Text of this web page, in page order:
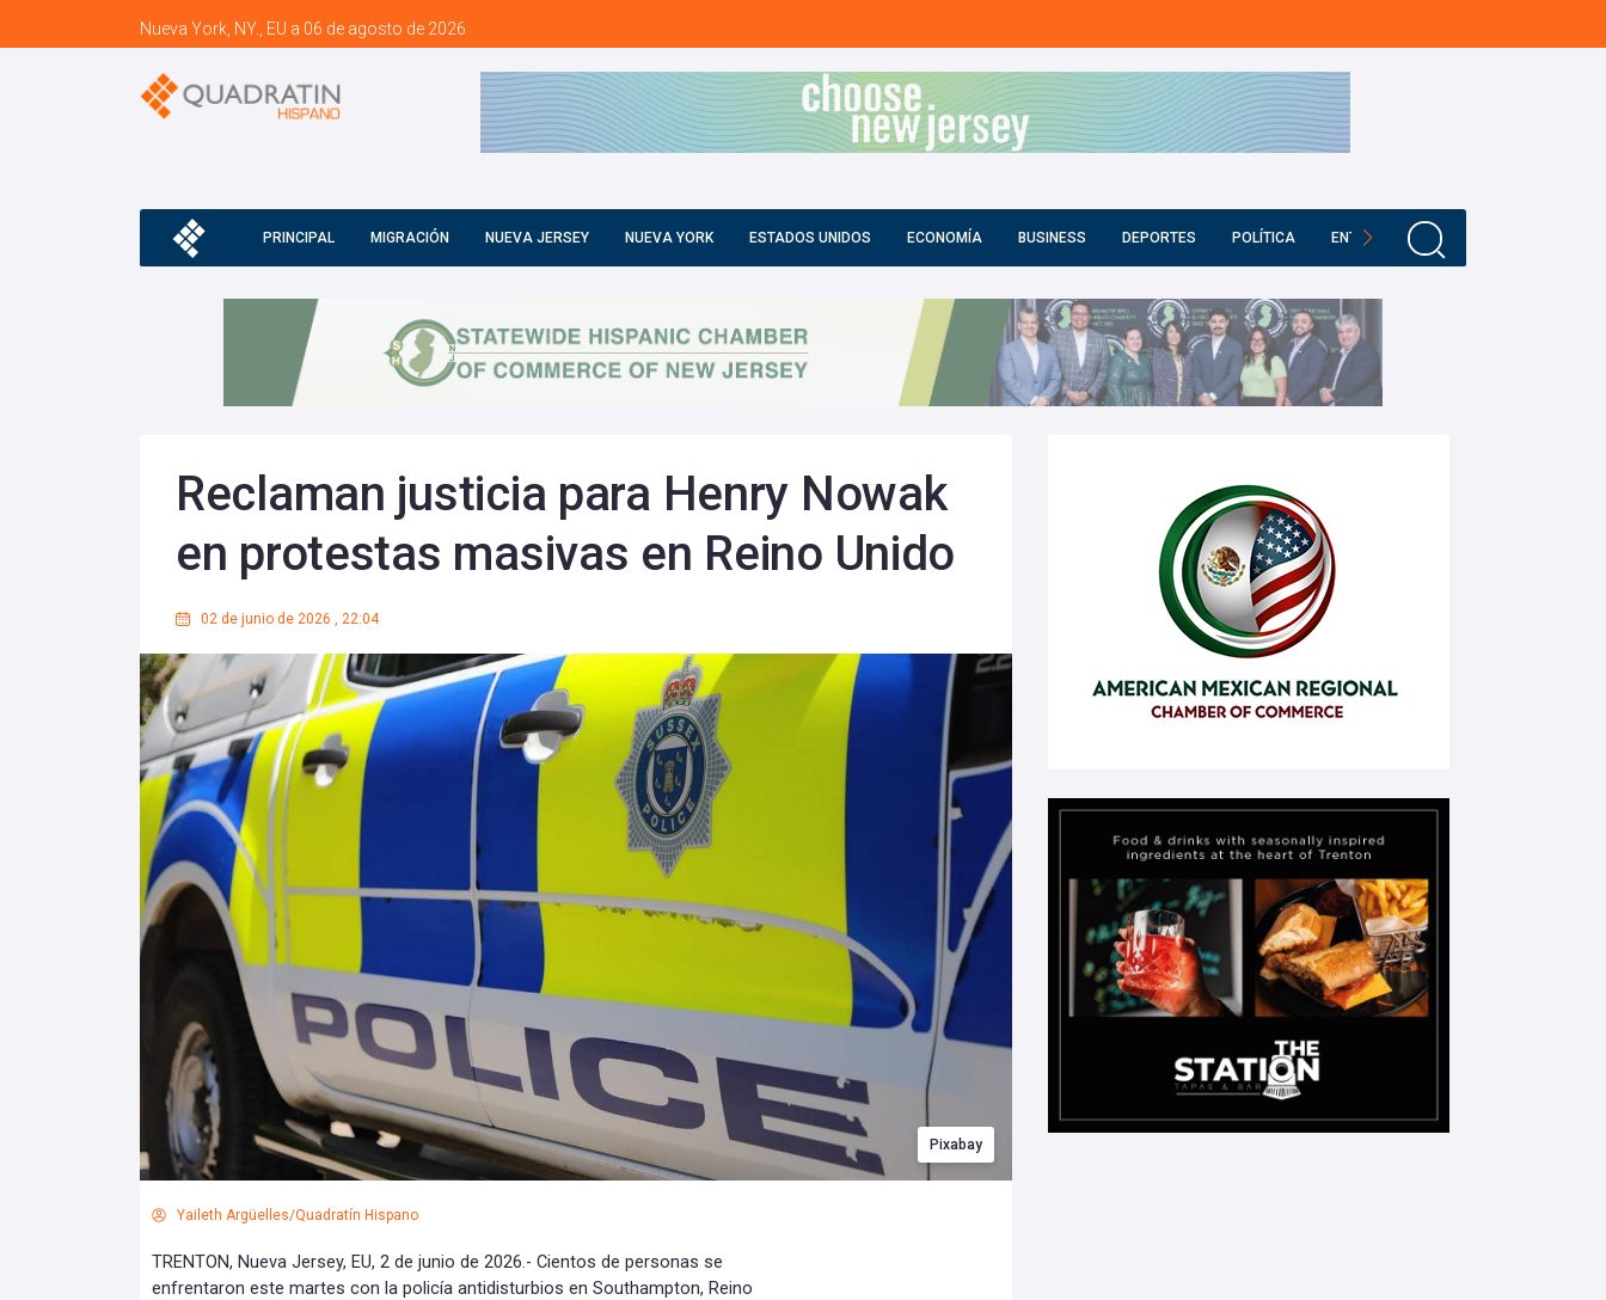
Nueva York, NY., EU a 06 de agosto de 2026
PRINCIPAL MIGRACIÓN NUEVA JERSEY NUEVA YORK ESTADOS UNIDOS ECONOMÍA BUSINESS DEPORTES POLÍTICA ENTRETENIMIENTO
Reclaman justicia para Henry Nowak
en protestas masivas en Reino Unido
02 de junio de 2026 , 22:04
Pixabay
Yaileth Argüelles/Quadratín Hispano
TRENTON, Nueva Jersey, EU, 2 de junio de 2026.- Cientos de personas se
enfrentaron este martes con la policía antidisturbios en Southampton, Reino